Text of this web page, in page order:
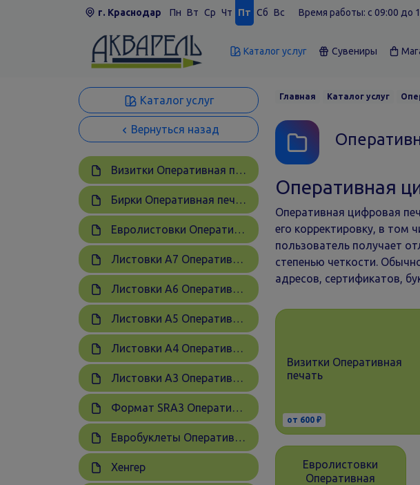
г. Краснодар Пн Вт Ср Чт Пт Сб Вс Время работы: c 09:00 до
Каталог услуг Сувениры
Каталог услуг
Вернуться назад
Визитки Оперативная печать
Бирки Оперативная печать
Евролистовки Оперативная печать
Листовки А7 Оперативная печать
Листовки А6 Оперативная печать
Листовки А5 Оперативная печать
Листовки А4 Оперативная печать
Листовки А3 Оперативная печать
Формат SRA3 Оперативная печать
Евробуклеты Оперативная печать
Хенгер
Главная Каталог услуг
Оперативная
Оперативная цифровая
его корректировку, в том
пользователь получает
степенью четкости.
адресов, сертификатов,
от 600 ₽
Визитки Оперативная
печать
Евролистовки
Оперативная